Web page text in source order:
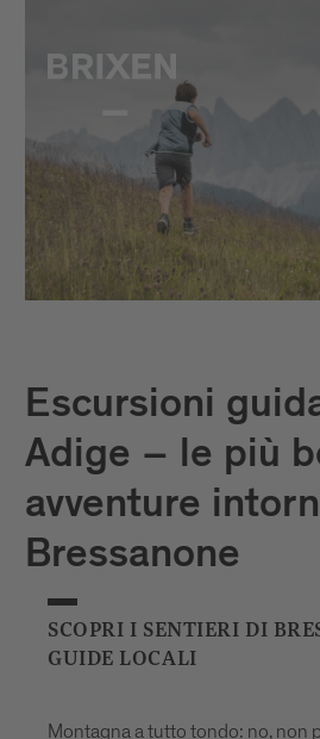
Escursioni
Adige – le più
avventure
Bressanone
SCOPRI I SENTIERI DI
GUIDE LOCALI
Montagna a tutto tondo: no, non